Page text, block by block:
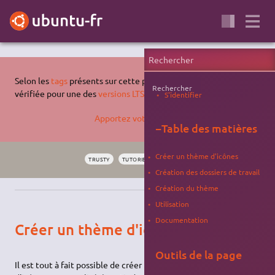
Selon les tags présents sur cette page, celle-ci n'a pas été
vérifiée pour une desversions LTS supportées d'Ubuntu
Apportez votre aide…
TRUSTY TUTORIEL PERSONNALISATION SYSTÈME
Créer un thème d'icônes
Il est tout à fait possible de créer un thème
Rechercher
S'identifier
−Table des matières
Créer un thème d'icônes
Création des dossiers de travail
Création du thème
Utilisation
Documentation
Outils de la page